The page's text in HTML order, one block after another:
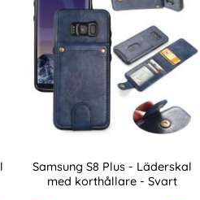
Samsung S8 Plus - Läderskal
med korthållare - Svart